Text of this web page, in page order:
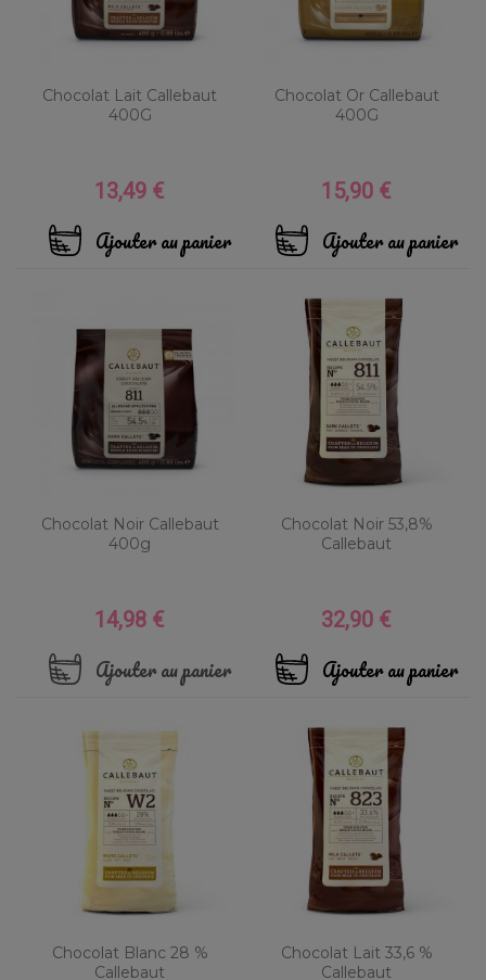
Chocolat Lait Callebaut
400G
Prix
13,49 €
Ajouter au panier
Chocolat Or Callebaut
400G
Prix
15,90 €
Ajouter au panier
Chocolat Noir Callebaut
400g
Prix
14,98 €
Ajouter au panier
Chocolat Noir 53,8%
Callebaut
Prix
32,90 €
Ajouter au panier
Chocolat Blanc 28 %
Callebaut
Chocolat Lait 33,6 %
Callebaut